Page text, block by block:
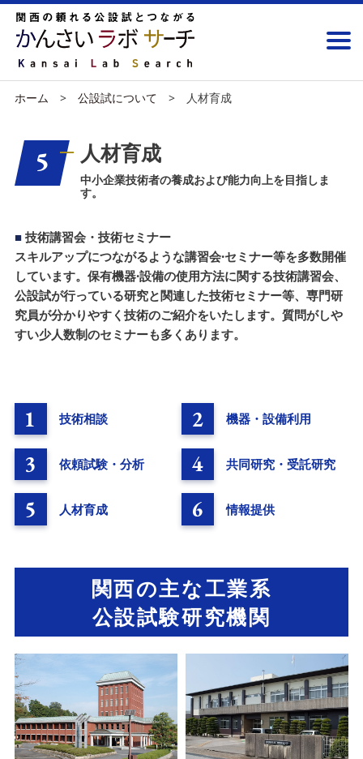
ホーム 公設試について 人材育成
5 人材育成
中小企業技術者の養成および能力向上を目指しま
す。
■技術講習会・技術セミナー
スキルアップにつながるような講習会·セミナー等を多数開催
しています。保有機器·設備の使用方法に関する技術講習会、
公設試が行っている研究と関連した技術セミナー等、専門研
究員が分かりやすく技術のご紹介をいたします。質問がしや
すい少人数制のセミナーも多くあります。
1 技術相談 2 機器・設備利用
3 依頼試験・分析 4 共同研究・受託研究
5 人材育成 6 情報提供
関西の主な工業系
公設試験研究機関